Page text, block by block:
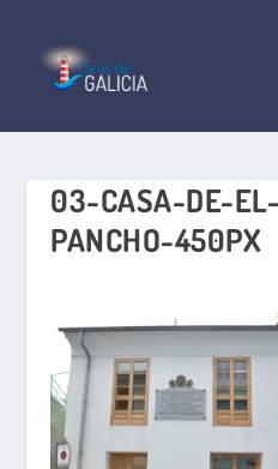
03-CASA-DE-
PANCHO-450PX